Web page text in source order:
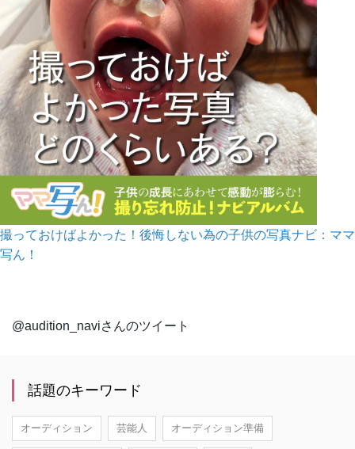
撮っておけばよかった！後悔しない為の子供の写真ナビ：ママ
写ん！
@audition_naviさんのツイート
話題のキーワード
オーディション 芸能人 オーディション準備